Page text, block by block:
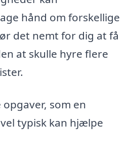
hånd om forskellige
det nemt for dig at få
at skulle hyre flere
som en
typisk kan hjælpe